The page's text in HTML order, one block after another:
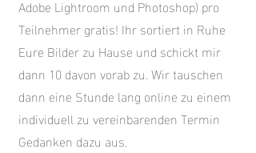
Adobe Lightroom und Photoshop) pro
Teilnehmer gratis! Ihr sortiert in Ruhe
Eure Bilder zu Hause und schickt mir
dann 10 davon vorab zu. Wir tauschen
dann eine Stunde lang online zu einem
individuell zu vereinbarenden Termin
Gedanken dazu aus.